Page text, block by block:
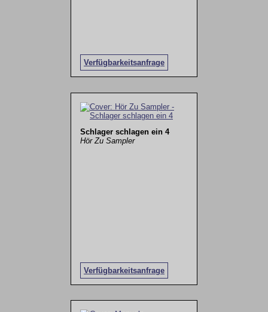
Verfügbarkeitsanfrage
Schlager schlagen ein 4
Hör Zu Sampler
Verfügbarkeitsanfrage